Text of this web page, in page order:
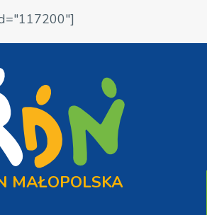
MAŁOPOLSKA